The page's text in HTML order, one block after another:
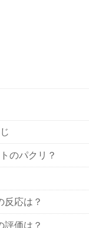
のパクリ？
反応は？
評価は？